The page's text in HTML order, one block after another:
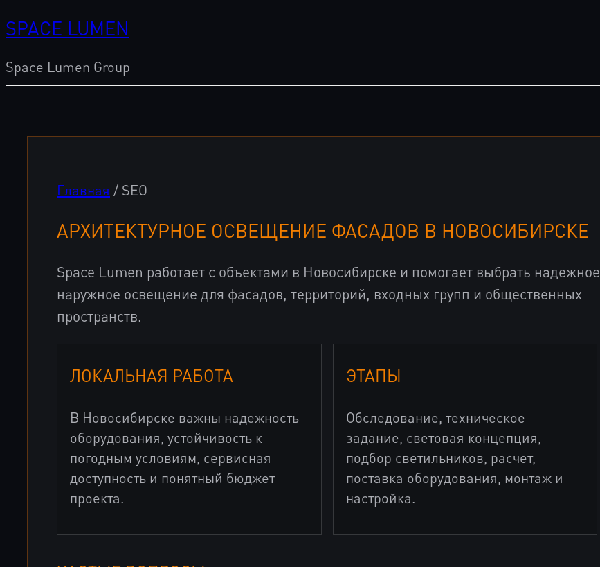
SPACE LUMEN
Space Lumen Group
Главная / SEO
АРХИТЕКТУРНОЕ ОСВЕЩЕНИЕ ФАСАДОВ В НОВОСИБИРСКЕ
Space Lumen работает с объектами в Новосибирске и помогает выбрать надежное
наружное освещение для фасадов, территорий, входных групп и общественных
пространств.
ЛОКАЛЬНАЯ РАБОТА
В Новосибирске важны надежность
оборудования, устойчивость к
погодным условиям, сервисная
доступность и понятный бюджет
проекта.
ЭТАПЫ
Обследование, техническое
задание, световая концепция,
подбор светильников, расчет,
поставка оборудования, монтаж и
настройка.